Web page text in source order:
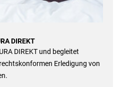
DIREKT
DIREKT und begleitet
Erledigung von